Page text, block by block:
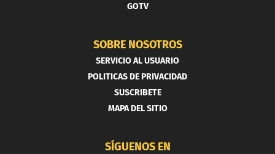
GOTV
SOBRE NOSOTROS
SERVICIO AL USUARIO
POLITICAS DE PRIVACIDAD
SUSCRIBETE
MAPA DEL SITIO
SÍGUENOS EN